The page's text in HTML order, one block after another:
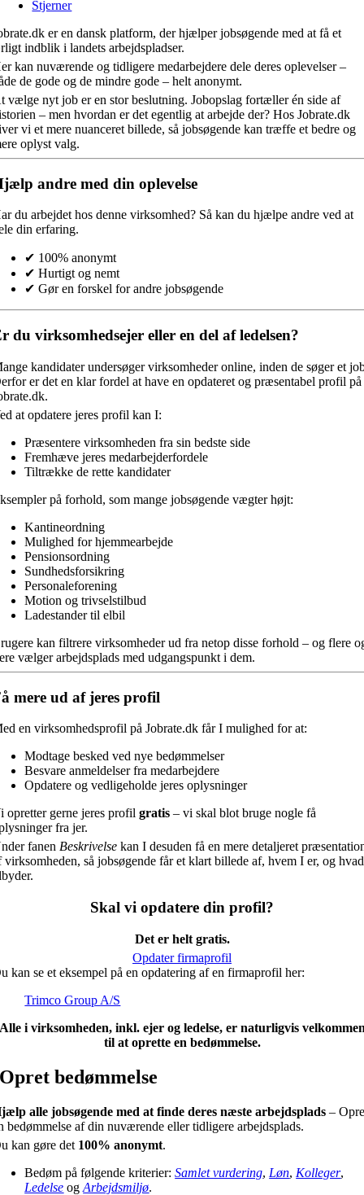
Stjerner
er en dansk platform, der hjælper jobsøgende med at få et
indblik i landets arbejdspladser.
kan nuværende og tidligere medarbejdere dele deres oplevelser –
de gode og de mindre gode – helt anonymt.
vælge nyt job er en stor beslutning. Jobopslag fortæller én side af
– men hvordan er det egentlig at arbejde der? Hos Jobrate.dk
vi et mere nuanceret billede, så jobsøgende kan træffe et bedre og
oplyst valg.
andre med din oplevelse
du arbejdet hos denne virksomhed? Så kan du hjælpe andre ved at
din erfaring.
✔ 100% anonymt
✔ Hurtigt og nemt
✔ Gør en forskel for andre jobsøgende
du virksomhedsejer eller en del af ledelsen?
kandidater undersøger virksomheder online, inden de søger et
er det en klar fordel at have en opdateret og præsentabel profil på
at opdatere jeres profil kan I:
Præsentere virksomheden fra sin bedste side
Fremhæve jeres medarbejderfordele
Tiltrække de rette kandidater
på forhold, som mange jobsøgende vægter højt:
Kantineordning
Mulighed for hjemmearbejde
Pensionsordning
Sundhedsforsikring
Personaleforening
Motion og trivselstilbud
Ladestander til elbil
kan filtrere virksomheder ud fra netop disse forhold – og flere
vælger arbejdsplads med udgangspunkt i dem.
mere ud af jeres profil
en virksomhedsprofil på Jobrate.dk får I mulighed for at:
Modtage besked ved nye bedømmelser
Besvare anmeldelser fra medarbejdere
Opdatere og vedligeholde jeres oplysninger
opretter gerne jeres profilgratis – vi skal blot bruge nogle få
fra jer.
fanen Beskrivelse kan I desuden få en mere detaljeret
virksomheden, så jobsøgende får et klart billede af, hvem I er, og
Skal vi opdatere din profil?
Det er helt gratis.
Opdater firmaprofil
kan se et eksempel på en opdatering af en firmaprofil her:
Trimco Group A/S
i virksomheden, inkl. ejer og ledelse, er naturligvis
til at oprette en bedømmelse.
Opret bedømmelse
alle jobsøgende med at finde deres næste arbejdsplads –
bedømmelse af din nuværende eller tidligere arbejdsplads.
kan gøre det 100% anonymt.
Bedøm på følgende kriterier:Samlet vurdering, Løn, Kolleger,
Ledelse ogArbejdsmiljø.